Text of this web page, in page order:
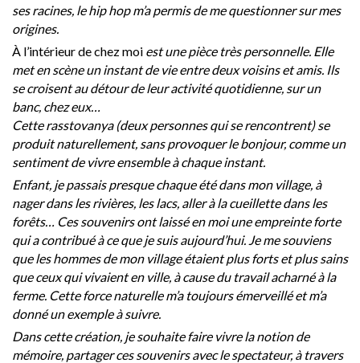
ses racines, le hip hop m’a permis de me questionner sur mes
origines.
À l’intérieur de chez moi est une pièce très personnelle. Elle
met en scène un instant de vie entre deux voisins et amis. Ils
se croisent au détour de leur activité quotidienne, sur un
banc, chez eux…
Cette rasstovanya (deux personnes qui se rencontrent) se
produit naturellement, sans provoquer le bonjour, comme un
sentiment de vivre ensemble à chaque instant.
Enfant, je passais presque chaque été dans mon village, à
nager dans les rivières, les lacs, aller à la cueillette dans les
forêts… Ces souvenirs ont laissé en moi une empreinte forte
qui a contribué à ce que je suis aujourd’hui. Je me souviens
que les hommes de mon village étaient plus forts et plus sains
que ceux qui vivaient en ville, à cause du travail acharné à la
ferme. Cette force naturelle m’a toujours émerveillé et m’a
donné un exemple à suivre.
Dans cette création, je souhaite faire vivre la notion de
mémoire, partager ces souvenirs avec le spectateur, à travers